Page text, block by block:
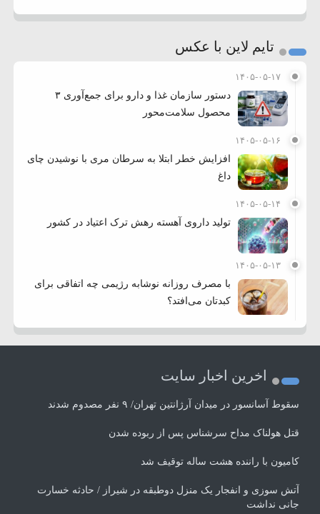
تایم لاین با عکس
۱۴۰۵-۰۵-۱۷
دستور سازمان غذا و دارو برای جمع‌آوری ۳
محصول سلامت‌محور
۱۴۰۵-۰۵-۱۶
افزایش خطر ابتلا به سرطان مری با نوشیدن چای
داغ
۱۴۰۵-۰۵-۱۴
تولید داروی آهسته رهش ترک اعتیاد در کشور
۱۴۰۵-۰۵-۱۳
با مصرف روزانه نوشابه رژیمی چه اتفاقی برای
کبدتان می‌افتد؟
اخرین اخبار سایت
سقوط آسانسور در میدان آرژانتین تهران/ ۹ نفر مصدوم شدند
قتل هولناک مداح سرشناس پس از ربوده شدن
کامیون با راننده هشت ساله توقیف شد
آتش سوزی و انفجار یک منزل دوطبقه در شیراز / حادثه خسارت
جانی نداشت